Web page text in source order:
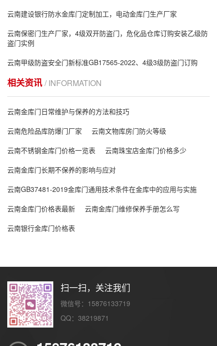
云南建设银行防水金库门定制加工，电动金库门生产厂家
云南保密门生产厂家，4级双开防盗门，危化品仓库订购安装乙级防
盗门实例
云南甲级防盗安全门新标准GB17565-2022、4级3级防盗门订购
相关资讯 / INFORMATION
云南金库门日常维护与保养的方法和技巧
云南危险品库防爆门厂家
云南文物库房门防火等级
云南不锈钢金库门价格一览表
云南珠宝店金库门价格多少
云南金库门长期不保养的影响与应对
云南GB37481-2019金库门通用技术条件在金库中的应用与实施
云南金库门价格表最新
云南金库门维修保养手册怎么写
云南银行金库门价格表
扫一扫，关注我们
微信号：15876133719
QQ：38219871